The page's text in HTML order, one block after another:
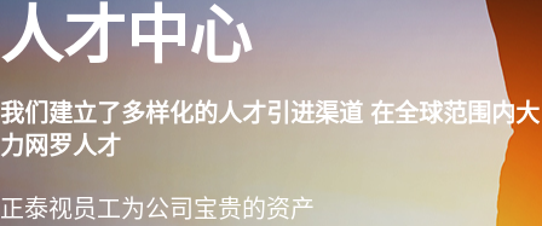
人才中心
我们建立了多样化的人才引进渠道 在全球范围内大
力网罗人才
正泰视员工为公司宝贵的资产